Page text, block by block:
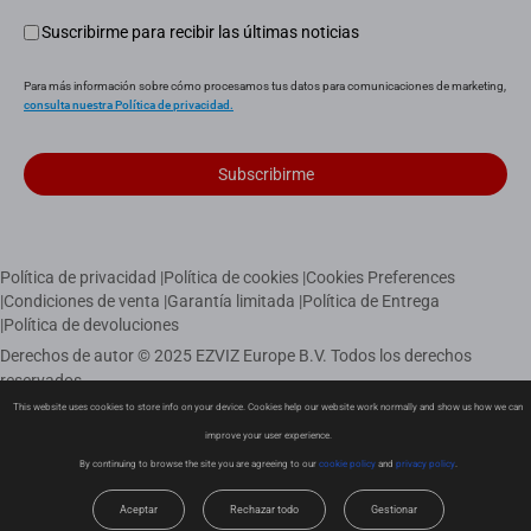
Suscribirme para recibir las últimas noticias
Para más información sobre cómo procesamos tus datos para comunicaciones de marketing,
consulta nuestra Política de privacidad.
Subscribirme
Política de privacidad |Política de cookies |Cookies Preferences
|Condiciones de venta |Garantía limitada |Política de Entrega
|Política de devoluciones
Derechos de autor © 2025 EZVIZ Europe B.V. Todos los derechos
reservados
España-español
This website uses cookies to store info on your device. Cookies help our website work normally and show us how we can
improve your user experience.
By continuing to browse the site you are agreeing to our cookie policyand privacy policy.
Gestionar
Rechazar todo
Aceptar